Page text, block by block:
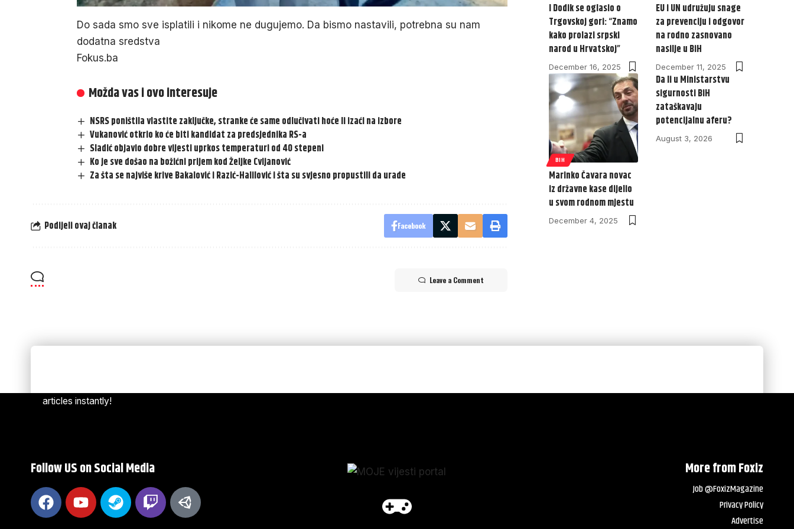
Do sada smo sve isplatili i nikome ne dugujemo. Da bismo nastavili, potrebna su nam
dodatna sredstva
Fokus.ba
Možda vas i ovo interesuje
NSRS poništila vlastite zaključke, stranke će same odlučivati hoće li izaći na izbore
Vukanović otkrio ko će biti kandidat za predsjednika RS-a
Sladić objavio dobre vijesti uprkos temperaturi od 40 stepeni
Ko je sve došao na božićni prijem kod Željke Cvijanović
Za šta se najviše krive Bakalović i Razić-Halilović i šta su svjesno propustili da urade
Podijeli ovaj članak Facebook
Leave a Comment
I Dodik se oglasio o
Trgovskoj gori: “Znamo
kako prolazi srpski
narod u Hrvatskoj”
December 16, 2025
EU i UN udružuju snage
za prevenciju i odgovor
na rodno zasnovano
nasilje u BiH
December 11, 2025
BIH
Marinko Čavara novac
iz državne kase dijelio
u svom rodnom mjestu
December 4, 2025
Da li u Ministarstvu
sigurnosti BiH
zataškavaju
potencijalnu aferu?
August 3, 2026
articles instantly!
Follow US on Social Media More from Foxiz
Job @FoxizMagazine
Privacy Policy
Advertise